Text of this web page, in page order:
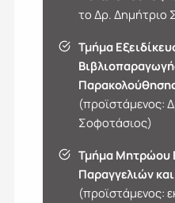
το Δρ. Δημήτριο
Τμήμα
(προϊστάμενος:
Σοφοτάσιος)
Τμήμα Μητρώου
Παραγγελιών
(προϊστάμενος: